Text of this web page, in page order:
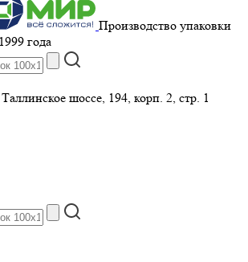
Производство упаковки
года
шоссе, 194, корп. 2, стр. 1